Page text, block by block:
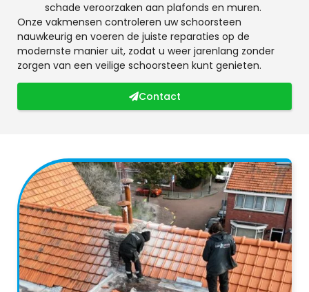
schade veroorzaken aan plafonds en muren.
Onze vakmensen controleren uw schoorsteen
nauwkeurig en voeren de juiste reparaties op de
modernste manier uit, zodat u weer jarenlang zonder
zorgen van een veilige schoorsteen kunt genieten.
Contact